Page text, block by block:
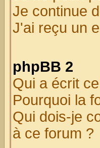
Je continue
J'ai reçu un
phpBB 2
Qui a écrit
Pourquoi la
Qui dois-je
à ce forum ?